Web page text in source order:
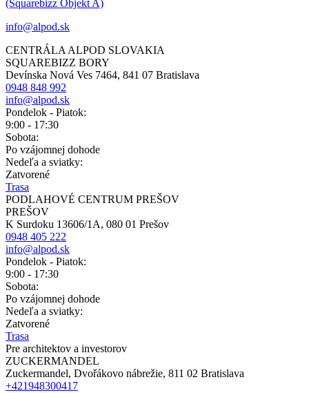
(Squarebizz Objekt A)
info@alpod.sk
CENTRÁLA ALPOD SLOVAKIA
SQUAREBIZZ BORY
Devínska Nová Ves 7464, 841 07 Bratislava
0948 848 992
info@alpod.sk
Pondelok - Piatok:
9:00 - 17:30
Sobota:
Po vzájomnej dohode
Nedeľa a sviatky:
Zatvorené
Trasa
PODLAHOVÉ CENTRUM PREŠOV
PREŠOV
K Surdoku 13606/1A, 080 01 Prešov
0948 405 222
info@alpod.sk
Pondelok - Piatok:
9:00 - 17:30
Sobota:
Po vzájomnej dohode
Nedeľa a sviatky:
Zatvorené
Trasa
Pre architektov a investorov
ZUCKERMANDEL
Zuckermandel, Dvořákovo nábrežie, 811 02 Bratislava
+421948300417